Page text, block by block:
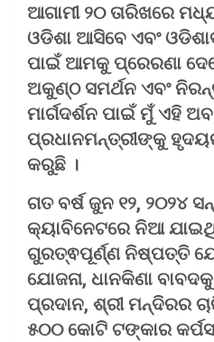
ଆଗାମୀ ୨୦ ତାରିଖରେ
ଓଡିଶା ଆସିବେ ଏବଂ
ପାଇଁ ଆମକୁ ପ୍ରେରଣା
ଅକୁଣ୍ଠ ସମର୍ଥନ ଏବଂ
ମାର୍ଗଦର୍ଶନ ପାଇଁ ମୁଁ ଏହି
ପ୍ରଧାନମନ୍ତ୍ରୀଙ୍କୁ
କରୁଛି ।
ଗତ ବର୍ଷ ଜୁନ ୧୨, ୨୦୨୪
କ୍ୟାବିନେଟରେ ନିଆ
ଗୁରତ୍ଵପୂର୍ଣ୍ଣ ନିଷ୍ପତ୍ତି
ଯୋଜନା, ଧାନକିଣା
ପ୍ରଦାନ, ଶ୍ରୀ ମନ୍ଦିରର
୫୦୦ କୋଟି ଟଙ୍କାର